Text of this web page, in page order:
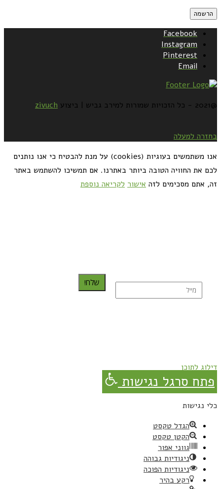
Facebook
Instagram
Pinterest
Email
@2021 - כל הזכויות שמורות למירב גביש | ביצוע zivuch
בחזרה למעלה
אנו משתמשים בעוגיות (cookies) על מנת להבטיח כי אנו נותנים
לכם את החוויה הטובה ביותר באתרנו. אם תמשיכו להשתמש באתר
זה, אתם מסכימים לזה אישור לקריאה נוספת
שלח!
דילוג לתוכן
פתח סרגל נגישות
כלי נגישות
הגדל טקסט
הקטן טקסט
גווני אפור
ניגודיות גבוהה
ניגודיות הפוכה
רקע בהיר